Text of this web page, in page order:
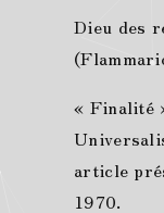
Dieu des
« Finalité
article
1970.